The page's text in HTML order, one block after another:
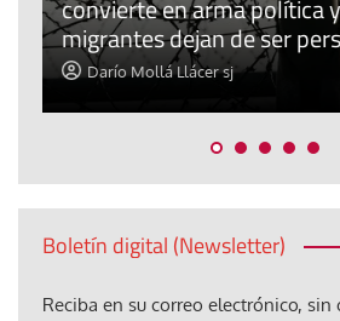
El olor de la paz
Darío Mollá Llácer sj
Boletín digital (Newsletter)
Reciba en su correo electrónico, sin